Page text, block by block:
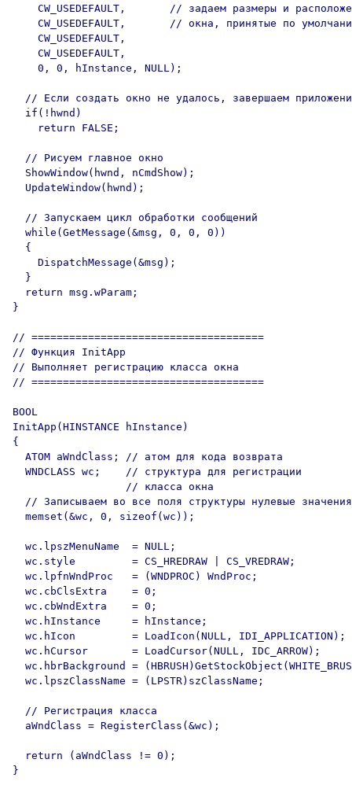
CW_USEDEFAULT,       // задаем размеры и
CW_USEDEFAULT,       // окна, принятые по
    CW_USEDEFAULT,
    CW_USEDEFAULT,
    0, 0, hInstance, NULL);
// Если создать окно не удалось, завершаем
  if(!hwnd)
    return FALSE;
  // Рисуем главное окно
  ShowWindow(hwnd, nCmdShow);
  UpdateWindow(hwnd);
  // Запускаем цикл обработки сообщений
  while(GetMessage(&msg, 0, 0, 0))
  {
    DispatchMessage(&msg);
  }
  return msg.wParam;
}
// =====================================
// Функция InitApp
// Выполняет регистрацию класса окна
// =====================================
BOOL
InitApp(HINSTANCE hInstance)
{
  ATOM aWndClass; // атом для кода возврата
  WNDCLASS wc;    // структура для регистрации
                  // класса окна
  // Записываем во все поля структуры нулевые значения
  memset(&wc, 0, sizeof(wc));
  wc.lpszMenuName  = NULL;
  wc.style         = CS_HREDRAW | CS_VREDRAW;
  wc.lpfnWndProc   = (WNDPROC) WndProc;
  wc.cbClsExtra    = 0;
  wc.cbWndExtra    = 0;
  wc.hInstance     = hInstance;
  wc.hIcon         = LoadIcon(NULL, IDI_APPLICATION);
  wc.hCursor       = LoadCursor(NULL, IDC_ARROW);
wc.hbrBackground =
  wc.lpszClassName = (LPSTR)szClassName;
  // Регистрация класса
  aWndClass = RegisterClass(&wc);
  return (aWndClass != 0);
}